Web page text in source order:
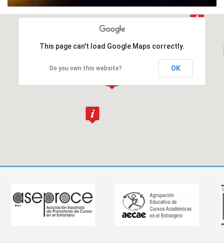
This page can't load Google Maps correctly.
Do you own this website? OK